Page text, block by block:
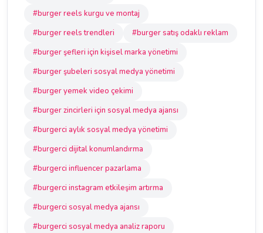
#burger reels kurgu ve montaj
#burger reels trendleri
#burger satış odaklı reklam
#burger şefleri için kişisel marka yönetimi
#burger şubeleri sosyal medya yönetimi
#burger yemek video çekimi
#burger zincirleri için sosyal medya ajansı
#burgerci aylık sosyal medya yönetimi
#burgerci dijital konumlandırma
#burgerci influencer pazarlama
#burgerci instagram etkileşim artırma
#burgerci sosyal medya ajansı
#burgerci sosyal medya analiz raporu